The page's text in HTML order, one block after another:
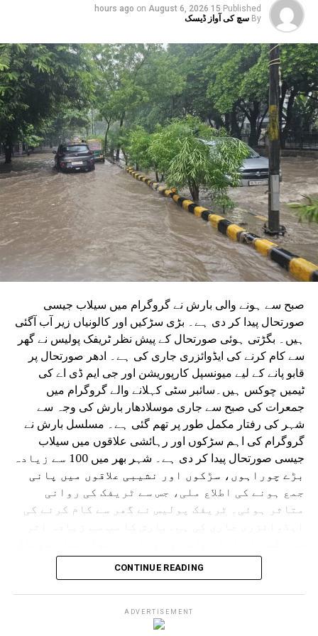
لائن کو پھیلانے اور میٹرو کو سیکٹر-142 سے بوٹینیکل گارڈن اور
گریٹر نوئیڈا ڈپو سے بوڈاکی روٹس پر چلانے کے منصوبے جاری
ہیں۔ ان دونوں راستوں کو اتر پردیش کی کابینہ سے بھی
منظوری مل چکی ہے۔ مرکزی منظوری کے بعد، NMRC نے ان
دونوں راستوں پر کام شروع کرنے کے لیے تقریباً چھ ماہ قبل
ٹینڈر جاری کیا تھا۔ ٹینڈر کی آخری تاریخ میں دو بار توسیع کی
گئی۔ اب اس عمل کے لیے ایجنسی کا انتخاب کر لیا گیا ہے۔این
ایم آر سی کے عہدیداروں نے بتایا کہ دونوں راستوں پر کام
شروع کرنے کے لئے ایل این ٹی نامی ایجنسی کا انتخاب کیا گیا
ہے۔ یہ ایجنسی دونوں راستوں پر تعمیراتی کام کرے گی۔
دونوں راستوں پر سول کام کے لیے منتخب کردہ ایجنسی لارسن
اینڈ ٹوبرو (L&T) ہے۔ سول ورک کی تخمینہ لاگت 1,200 کروڑ
ہے۔اس لائن پر آٹھ اسٹیشن بنائے جائیں گے۔ ان میں
سیکٹر-38A بوٹینیکل گارڈن، سیکٹر-44، نوئیڈا آفس، سیکٹر-96،
سیکٹر-97، سیکٹر-105، سیکٹر-108، سیکٹر-93، اور پنچشیل
بوائز انٹر کالج شامل ہوں گے۔
Published
15 hours ago
on August 6, 2026
By سچ کی آواز ڈیسک
صبح سے ہونے والی بارش نے گروگرام میں سیلاب جیسی
صورتحال پیدا کر دی ہے۔ بڑی سڑکیں اور کالونیاں زیر آب آگئی
ہیں۔ بگڑتی ہوئی صورتحال کے پیش نظر ٹریفک پولیس نے گھر
سے کام کرنے کی ایڈوائزری جاری کی ہے۔ ادھر صورتحال پر
قابو پانے کے لیے میونسپل کارپوریشن اور جی ایم ڈی اے کی
ٹیمیں چوکس ہیں۔سائبر سٹی کہلانے والے گروگرام میں
جمعرات کی صبح سے جاری موسلادھار بارش کی وجہ سے
شہر کی رفتار مکمل طور پر تھم گئی ہے۔ مسلسل بارش نے
گروگرام کی اہم سڑکوں اور رہائشی علاقوں میں سیلاب
جیسی صورتحال پیدا کر دی ہے۔ شہر بھر میں 100 سے زیادہ
بڑے چوراہوں، سڑکوں اور نشیبی علاقوں میں پانی
جمع ہونے کی اطلاع ملی، جس سے ٹریفک کی روانی
متاثر ہوئی۔ ٹریفک پولیس نے گھر سے کام کرنے کی
سے دہلی کی طرف جانے والا انڈر پاس کئی فٹ پانی سے
بھر گیا۔ ایک گاڑی رک گئی اور پانی بھرنے میں
پھنس گئی۔ اسی طرح سرائے الوردی ریلوے انڈر پاس
مکمل طور پر زیر آب آ گیا جس سے گاڑیوں کی
آمدورفت مکمل طور پر متاثر ہوئی۔ ڈرائیورز اپنی
CONTINUE READING
ADVERTISEMENT